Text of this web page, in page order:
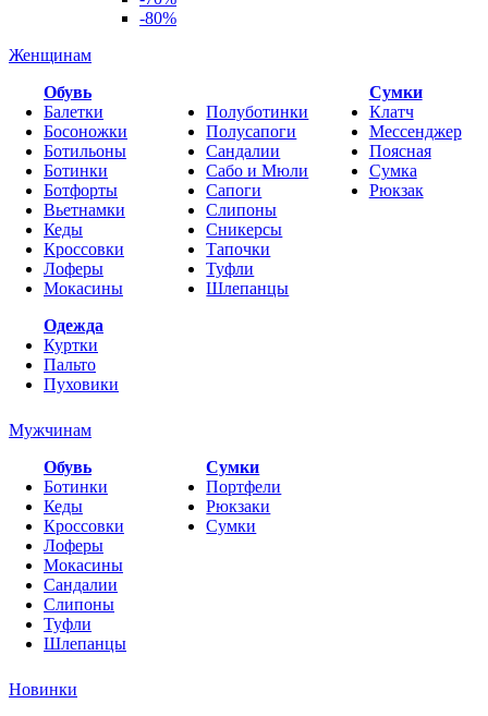
-80%
Женщинам
Обувь
Балетки
Босоножки
Ботильоны
Ботинки
Ботфорты
Вьетнамки
Кеды
Кроссовки
Лоферы
Мокасины
Полуботинки
Полусапоги
Сандалии
Сабо и Мюли
Сапоги
Слипоны
Сникерсы
Тапочки
Туфли
Шлепанцы
Cумки
Клатч
Мессенджер
Поясная
Сумка
Рюкзак
Одежда
Куртки
Пальто
Пуховики
Мужчинам
Обувь
Ботинки
Кеды
Кроссовки
Лоферы
Мокасины
Сандалии
Слипоны
Туфли
Шлепанцы
Сумки
Портфели
Рюкзаки
Сумки
Новинки